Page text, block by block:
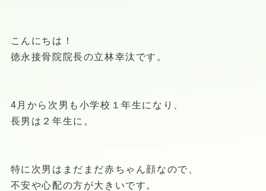
こんにちは！
徳永接骨院院長の立林幸汰です。
4月から次男も小学校１年生になり、
長男は２年生に。
特に次男はまだまだ赤ちゃん顔なので、
不安や心配の方が大きいです。